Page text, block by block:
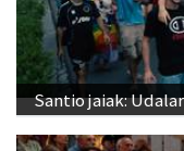
Santio jaiak: